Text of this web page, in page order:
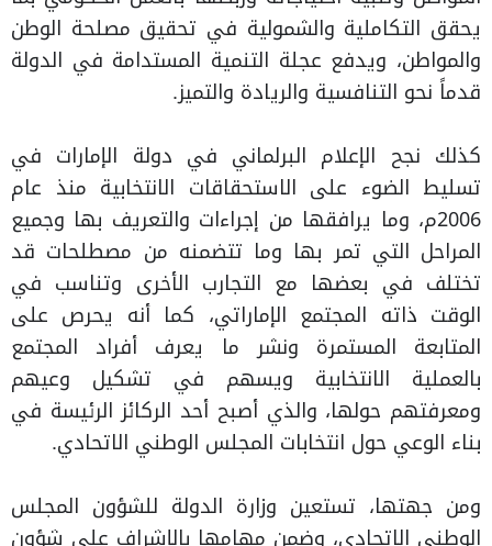
يحقق التكاملية والشمولية في تحقيق مصلحة الوطن
والمواطن، ويدفع عجلة التنمية المستدامة في الدولة
قدماً نحو التنافسية والريادة والتميز.
كذلك نجح الإعلام البرلماني في دولة الإمارات في
تسليط الضوء على الاستحقاقات الانتخابية منذ عام
2006م، وما يرافقها من إجراءات والتعريف بها وجميع
المراحل التي تمر بها وما تتضمنه من مصطلحات قد
تختلف في بعضها مع التجارب الأخرى وتناسب في
الوقت ذاته المجتمع الإماراتي، كما أنه يحرص على
المتابعة المستمرة ونشر ما يعرف أفراد المجتمع
بالعملية الانتخابية ويسهم في تشكيل وعيهم
ومعرفتهم حولها، والذي أصبح أحد الركائز الرئيسة في
بناء الوعي حول انتخابات المجلس الوطني الاتحادي.
ومن جهتها، تستعين وزارة الدولة للشؤون المجلس
الوطني الاتحادي، وضمن مهامها بالإشراف على شؤون